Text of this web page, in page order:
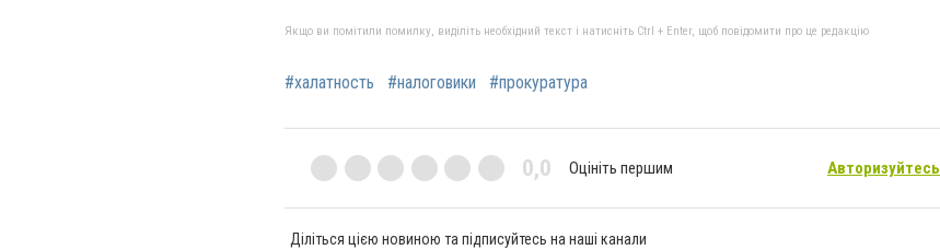
Якщо ви помітили помилку, виділіть необхідний текст і натисніть Ctrl + Enter, щоб повідомити про це редакцію
#халатность #налоговики #прокуратура
0,0 Оцініть першим Авторизуйтесь
Діліться цією новиною та підписуйтесь на наші канали